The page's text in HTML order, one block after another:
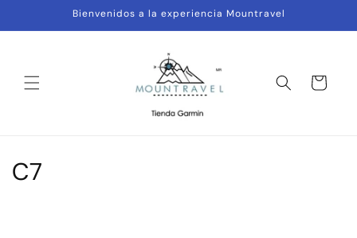
directamente
al contenido
Bienvenidos a la experiencia Mountravel
Carrito
C
C7